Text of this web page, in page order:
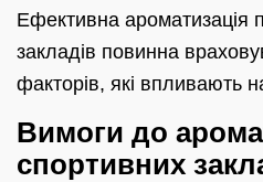
Ефективна ароматизація
закладів повинна
факторів, які впливають
Вимоги до
спортивних